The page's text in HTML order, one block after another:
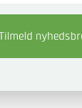
Tilmeld